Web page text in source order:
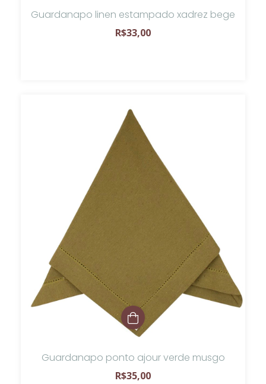
Guardanapo linen estampado xadrez bege
R$33,00
Guardanapo ponto ajour verde musgo
R$35,00